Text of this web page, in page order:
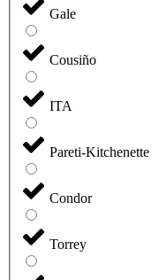
Gale
Cousiño
ITA
Pareti-Kitchenette
Condor
Torrey